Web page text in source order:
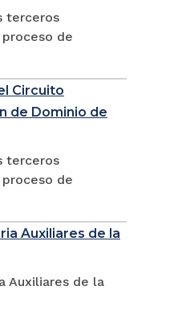
terceros
de
Circuito
de Dominio de
terceros
de
Auxiliares de la
Auxiliares de la